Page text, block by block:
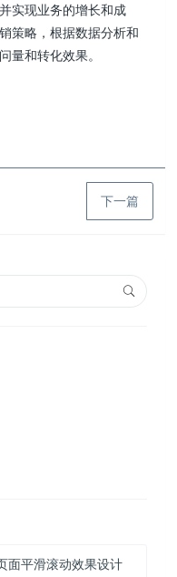
实现业务的增长和成
策略，根据数据分析和
量和转化效果。
下一篇
面平滑滚动效果设计